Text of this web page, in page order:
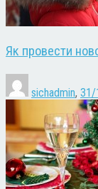
Як провести
sichadmin, 31/